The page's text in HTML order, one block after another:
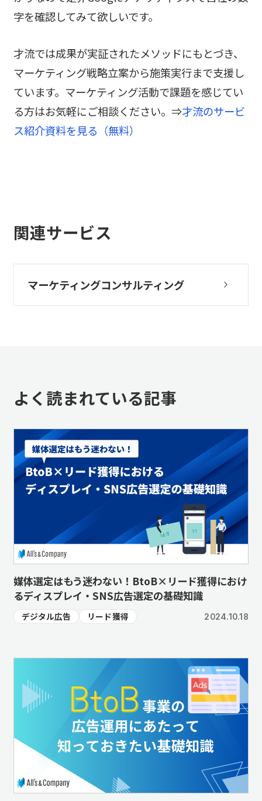
字を確認してみて欲しいです。
才流では成果が実証されたメソッドにもとづき、
マーケティング戦略立案から施策実行まで支援し
ています。マーケティング活動で課題を感じてい
る方はお気軽にご相談ください。⇒才流のサービ
ス紹介資料を見る（無料）
関連サービス
マーケティングコンサルティング
よく読まれている記事
媒体選定はもう迷わない！BtoB×リード獲得におけ
るディスプレイ・SNS広告選定の基礎知識
デジタル広告 リード獲得 2024.10.18